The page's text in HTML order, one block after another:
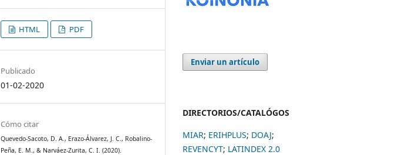
HTML PDF
Publicado
01-02-2020
Cómo citar
Quevedo-Sacoto, D. A., Erazo-Álvarez, J. C., Robalino-
Peña, E. M., & Narváez-Zurita, C. I. (2020).
Enviar un artículo
DIRECTORIOS/CATALÓGOS
MIAR; ERIHPLUS; DOAJ;
REVENCYT; LATINDEX 2.0